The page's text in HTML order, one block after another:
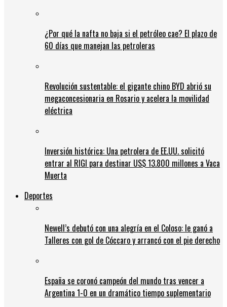
¿Por qué la nafta no baja si el petróleo cae? El plazo de
60 días que manejan las petroleras
Revolución sustentable: el gigante chino BYD abrió su
megaconcesionaria en Rosario y acelera la movilidad
eléctrica
Inversión histórica: Una petrolera de EE.UU. solicitó
entrar al RIGI para destinar US$ 13.800 millones a Vaca
Muerta
Deportes
Newell’s debutó con una alegría en el Coloso: le ganó a
Talleres con gol de Cóccaro y arrancó con el pie derecho
España se coronó campeón del mundo tras vencer a
Argentina 1-0 en un dramático tiempo suplementario